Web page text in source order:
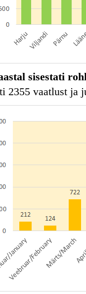
sisestati
2355 vaatlust ja